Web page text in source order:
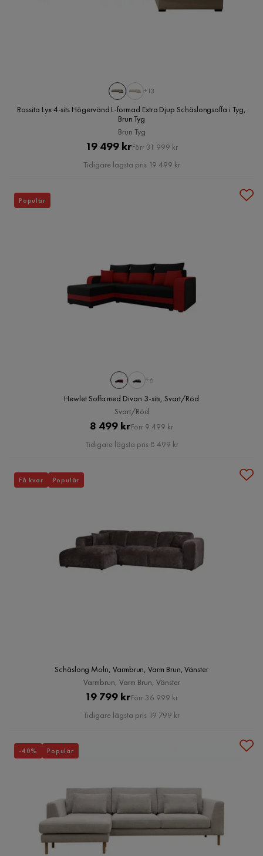
+13
Rossita Lyx 4-sits Högervänd L-formad Extra Djup Schäslongsoffa i Tyg,
Brun Tyg
Brun Tyg
Pris
19 499 krOriginal
Pris
Förr 31 999 kr
Tidigare lägsta pris 19 499 kr
+6
Hewlet Soffa med Divan 3-sits, Svart/Röd
Svart/Röd
Pris
8 499 krOriginal
Pris
Förr 9 499 kr
Tidigare lägsta pris 8 499 kr
Populär
Schäslong Moln, Varmbrun, Varm Brun, Vänster
Varmbrun, Varm Brun, Vänster
Pris
19 799 krOriginal
Pris
Förr 36 999 kr
Tidigare lägsta pris 19 799 kr
Få kvar Populär
-40% Populär